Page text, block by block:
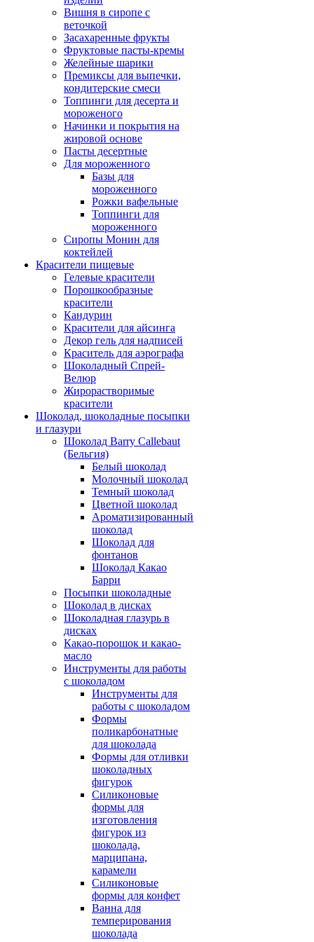
Вишня в сиропе с
веточкой
Засахаренные фрукты
Фруктовые пасты-кремы
Желейные шарики
Премиксы для выпечки,
кондитерские смеси
Топпинги для десерта и
мороженого
Начинки и покрытия на
жировой основе
Пасты десертные
Для мороженного
Базы для
мороженного
Рожки вафельные
Топпинги для
мороженного
Сиропы Монин для
коктейлей
Красители пищевые
Гелевые красители
Порошкообразные
красители
Кандурин
Красители для айсинга
Декор гель для надписей
Краситель для аэрографа
Шоколадный Спрей-
Велюр
Жирорастворимые
красители
Шоколад, шоколадные посыпки
и глазури
Шоколад Barry Callebaut
(Бельгия)
Белый шоколад
Молочный шоколад
Темный шоколад
Цветной шоколад
Ароматизированный
шоколад
Шоколад для
фонтанов
Шоколад Какао
Барри
Посыпки шоколадные
Шоколад в дисках
Шоколадная глазурь в
дисках
Какао-порошок и какао-
масло
Инструменты для работы
с шоколадом
Инструменты для
работы с шоколадом
Формы
поликарбонатные
для шоколада
Формы для отливки
шоколадных
фигурок
Силиконовые
формы для
изготовления
фигурок из
шоколада,
марципана,
карамели
Силиконовые
формы для конфет
Ванна для
темперирования
шоколада